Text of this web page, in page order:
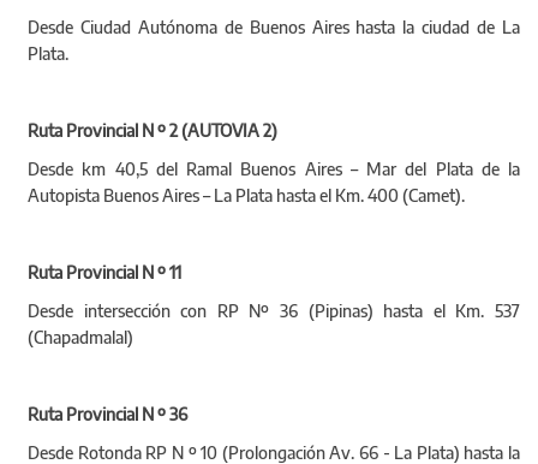
Desde Ciudad Autónoma de Buenos Aires hasta la ciudad de La
Plata.
Ruta Provincial N º 2 (AUTOVIA 2)
Desde km 40,5 del Ramal Buenos Aires – Mar del Plata de la
Autopista Buenos Aires – La Plata hasta el Km. 400 (Camet).
Ruta Provincial N º 11
Desde intersección con RP Nº 36 (Pipinas) hasta el Km. 537
(Chapadmalal)
Ruta Provincial N º 36
Desde Rotonda RP N º 10 (Prolongación Av. 66 - La Plata) hasta la